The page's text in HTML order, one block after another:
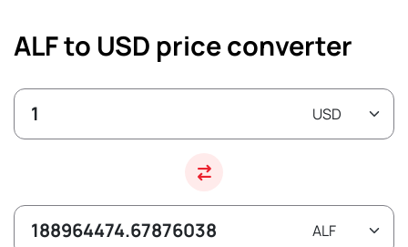
ALF to USD price converter